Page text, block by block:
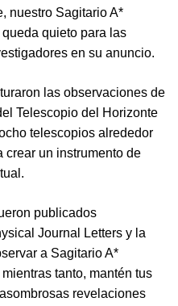
nuestro Sagitario A*
quieto para las
en su anuncio.
las observaciones de
Telescopio del Horizonte
telescopios alrededor
crear un instrumento de
publicados
Journal Letters y la
a Sagitario A*
tanto, mantén tus
revelaciones